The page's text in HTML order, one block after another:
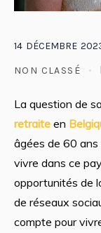
14 DÉCEMBRE
NON CLASSÉ
La question de
retraite en
âgées de 60
vivre dans ce
opportunités de
de réseaux
compte pour